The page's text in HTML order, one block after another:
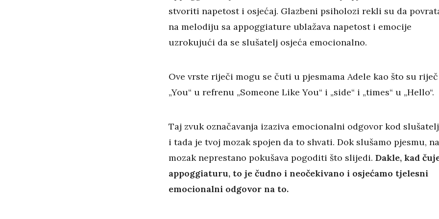
stvoriti napetost i osjećaj. Glazbeni psiholozi rekli su da
na melodiju sa appoggiature ublažava napetost i emocije
uzrokujući da se slušatelj osjeća emocionalno.
Ove vrste riječi mogu se čuti u pjesmama Adele kao što su riječ
„You“ u refrenu „Someone Like You“ i „side“ i „times“ u „Hello“.
Taj zvuk označavanja izaziva emocionalni odgovor kod
i tada je tvoj mozak spojen da to shvati. Dok slušamo pjesmu,
mozak neprestano pokušava pogoditi što slijedi. Dakle, kad
appoggiaturu, to je čudno i neočekivano i osjećamo tjelesni
emocionalni odgovor na to.